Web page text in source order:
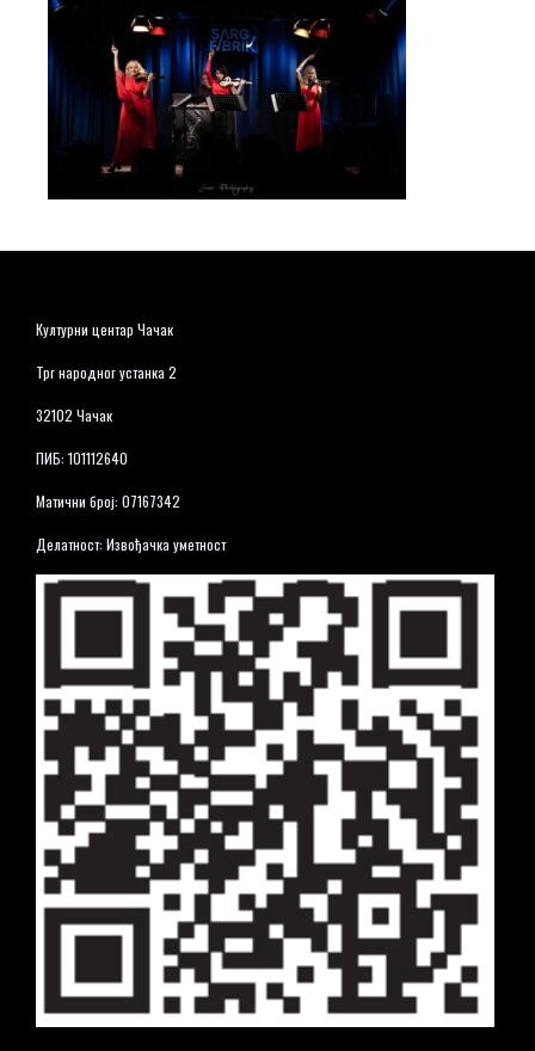
Културни центар Чачак
Трг народног устанка 2
32102 Чачак
ПИБ: 101112640
Матични број: 07167342
Делатност: Извођачка уметност